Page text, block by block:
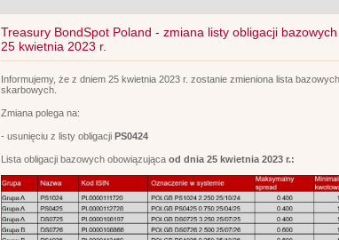
Treasury BondSpot Poland - zmiana listy obligacji
25 kwietnia 2023 r.
Informujemy, że z dniem 25 kwietnia 2023 r. zostanie zmieniona lista
skarbowych.
Zmiana polega na:
- usunięciu z listy obligacji PS0424
Lista obligacji bazowych obowiązująca od dnia 25 kwietnia 2023 r.: